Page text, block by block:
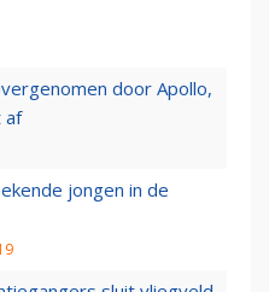
door Apollo,
af
jongen in de